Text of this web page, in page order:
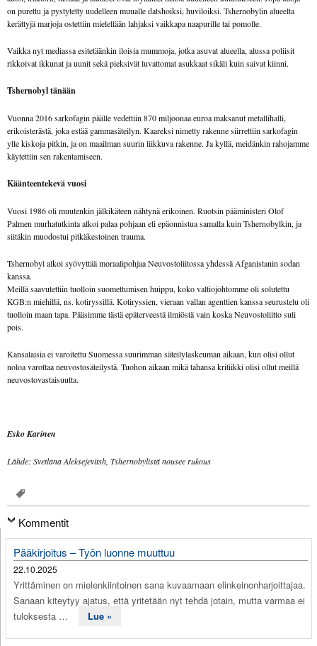
on purettu ja pystytetty uudelleen muualle datshoiksi, huviloiksi. Tshernobylin alueelta
kerättyjä marjoja ostettiin mielellään lahjaksi vaikkapa naapurille tai pomolle.
Vaikka nyt mediassa esitetäänkin iloisia mummoja, jotka asuvat alueella, alussa poliisit
rikkoivat ikkunat ja uunit sekä pieksivät luvattomat asukkaat sikäli kuin saivat kiinni.
Tshernobyl tänään
Vuonna 2016 sarkofagin päälle vedettiin 870 miljoonaa euroa maksanut metallihalli,
erikoisterästä, joka estää gammasäteilyn. Kaareksi nimetty rakenne siirrettiin sarkofagin
ylle kiskoja pitkin, ja on maailman suurin liikkuva rakenne. Ja kyllä, meidänkin rahojamme
käytettiin sen rakentamiseen.
Käänteentekevä vuosi
Vuosi 1986 oli muutenkin jälkikäteen nähtynä erikoinen. Ruotsin pääministeri Olof
Palmen murhatutkinta alkoi palaa pohjaan eli epäonnistua samalla kuin Tshernobylkin, ja
siitäkin muodostui pitkäkestoinen trauma.
Tshernobyl alkoi syövyttää moraalipohjaa Neuvostoliitossa yhdessä Afganistanin sodan
kanssa.
Meillä saavutettiin tuolloin suomettumisen huippu, koko valtiojohtomme oli solutettu
KGB:n miehillä, ns. kotiryssillä. Kotiryssien, vieraan vallan agenttien kanssa seurustelu oli
tuolloin maan tapa. Pääsimme tästä epäterveestä ilmiöstä vain koska Neuvostoliitto suli
pois.
Kansalaisia ei varoitettu Suomessa suurimman säteilylaskeuman aikaan, kun olisi ollut
noloa varottaa neuvostosäteilystä. Tuohon aikaan mikä tahansa kritiikki olisi ollut meillä
neuvostovastaisuutta.
Esko Karinen
Lähde: Svetlana Aleksejevitsh, Tshernobylistä nousee rukous
Kommentit
Pääkirjoitus – Työn luonne muuttuu
22.10.2025
Yrittäminen on mielenkiintoinen sana kuvaamaan elinkeinonharjoittajaa.
Sanaan kiteytyy ajatus, että yritetään nyt tehdä jotain, mutta varmaa ei
tuloksesta …
Lue »